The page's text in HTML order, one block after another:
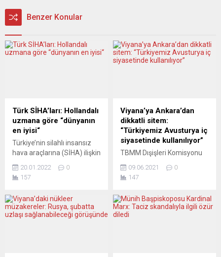
Benzer Konular
Türk SİHA’ları: Hollandalı
uzmana göre “dünyanın
en iyisi“
Türkiye’nin silahlı insansız
hava araçlarına (SİHA) ilişkin
gazetesinde yer alan bir
analizde Bayraktar TB2 için
yapıldı. NRC gazetesi, Türk
SİHA’larına ilişkin kapsamlı
20.01.2022
0
157
Viyana’ya Ankara’dan
dikkatli sitem:
“Türkiyemiz Avusturya iç
siyasetinde kullanılıyor”
TBMM Dışişleri Komisyonu
komisyon heyeti olarak
Avusturya’da
ziyaretlerde çeşitli konuları
görüşme imkânı bulduklarını
09.06.2021
0
147